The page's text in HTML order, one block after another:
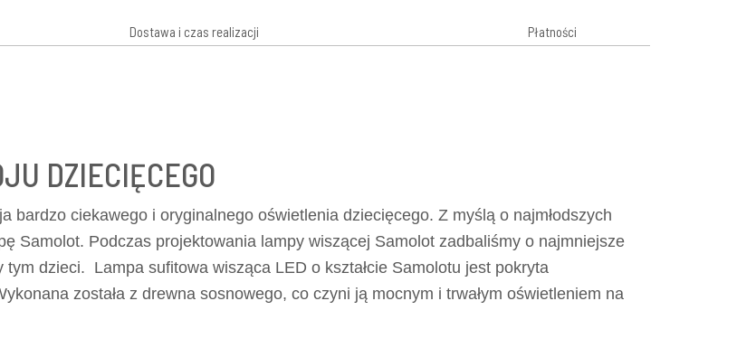
Dostawa i czas realizacji Płatności
DZIECIĘCEGO
bardzo ciekawego i oryginalnego oświetlenia dziecięcego. Z myślą o najmłodszych
Samolot. Podczas projektowania lampy wiszącej Samolot zadbaliśmy o najmniejsze
tym dzieci. Lampa sufitowa wisząca LED o kształcie Samolotu jest pokryta
została z drewna sosnowego, co czyni ją mocnym i trwałym oświetleniem na